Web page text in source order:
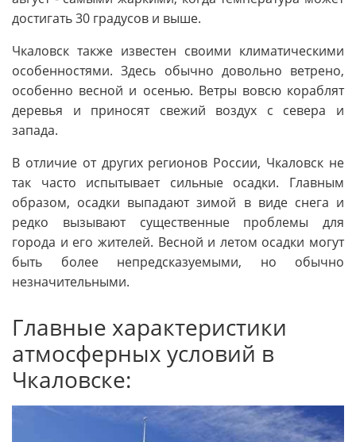
достигать 30 градусов и выше.
Чкаловск также известен своими климатическими
особенностями. Здесь обычно довольно ветрено,
особенно весной и осенью. Ветры вовсю кораблят
деревья и приносят свежий воздух с севера и
запада.
В отличие от других регионов России, Чкаловск не
так часто испытывает сильные осадки. Главным
образом, осадки выпадают зимой в виде снега и
редко вызывают существенные проблемы для
города и его жителей. Весной и летом осадки могут
быть более непредсказуемыми, но обычно
незначительными.
Главные характеристики
атмосферных условий в
Чкаловске: